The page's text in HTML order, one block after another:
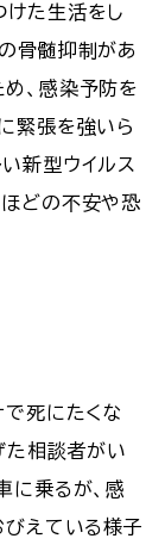
けた生活をし
骨髄抑制があ
、感染予防を
緊張を強いら
新型ウイルス
どの不安や恐
で死にたくな
た相談者がい
に乗るが、感
えている様子